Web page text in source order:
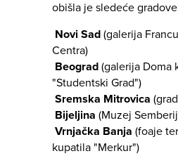
obišla je sledeće
Novi Sad (galerija
Centra)
Beograd (galerija Doma
"Studentski Grad")
Sremska Mitrovica
Bijeljina (Muzej
Vrnjačka Banja (foaje
kupatila "Merkur")